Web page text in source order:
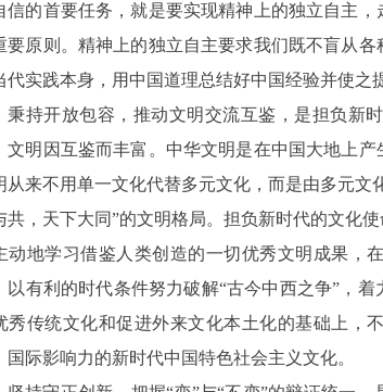
信的首要任务，就是要实现精神上的独立自主
要原则。精神上的独立自主要求我们既不盲从
代实践本身，用中国道理总结好中国经验并使之
秉持开放包容，推动文明交流互鉴，是担负新
文明因互鉴而丰富。中华文明是在中国大地上
从来不用单一文化代替多元文化，而是由多元文
共，天下大同”的文明格局。担负新时代的文化
动地学习借鉴人类创造的一切优秀文明成果，
以有利的时代条件努力破解“古今中西之争”，
秀传统文化和促进外来文化本土化的基础上，
国际影响力的新时代中国特色社会主义文化。